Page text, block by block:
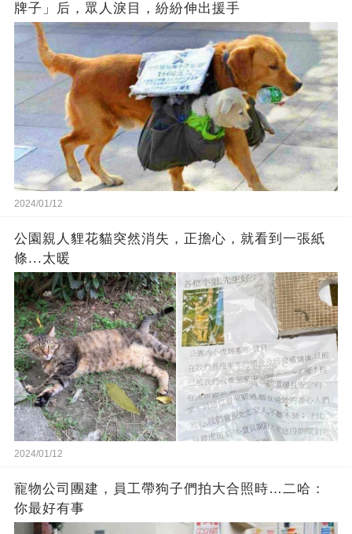
牌子」后，眾人淚目，紛紛伸出援手
2024/01/12
公園親人貍花貓突然消失，正擔心，就看到一張紙
條...太暖
2024/01/12
寵物公司團建，員工帶狗子們拍大合照時…二哈：
你最好有事